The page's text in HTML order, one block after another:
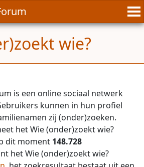
wie?
is een online sociaal netwerk
kunnen in hun profiel
zij (onder)zoeken.
het Wie (onder)zoekt wie?
dit moment 148.728
het Wie (onder)zoekt wie?